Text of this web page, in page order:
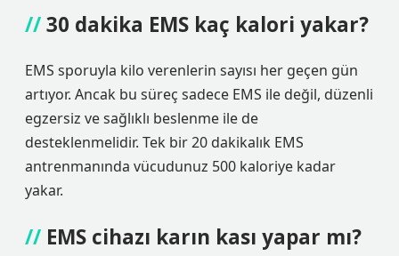
30 dakika EMS kaç kalori yakar?
EMS sporuyla kilo verenlerin sayısı her geçen gün
artıyor. Ancak bu süreç sadece EMS ile değil, düzenli
egzersiz ve sağlıklı beslenme ile de
desteklenmelidir. Tek bir 20 dakikalık EMS
antrenmanında vücudunuz 500 kaloriye kadar
yakar.
EMS cihazı karın kası yapar mı?